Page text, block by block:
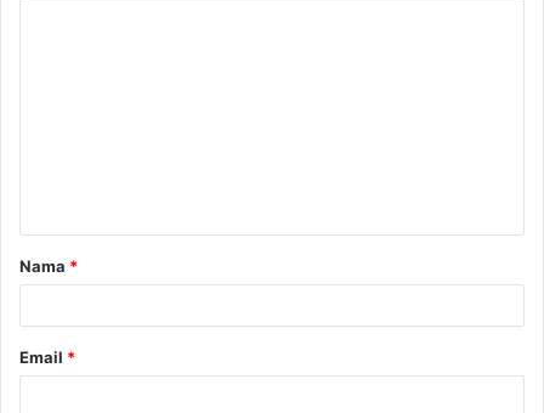
a
r
Nama *
Email *